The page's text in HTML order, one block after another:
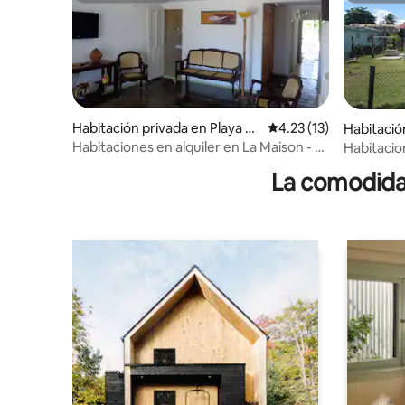
Habitación privada en Playa Sa
nta Lucia
Calificación
4.23 (13)
Habitaciones en alquiler en La Maison - 2
guey
La